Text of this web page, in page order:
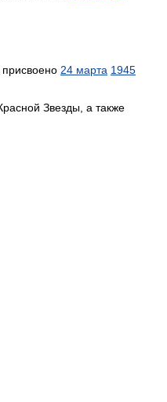
24 марта 1945
Звезды, а также